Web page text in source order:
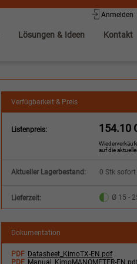
Anmelden
Lösungen & Ideen Kontakt
Verfügbarkeit & Preis
Listenpreis: 154.10
auf die
Aktueller Lagerbestand: 0 Stk
Lieferzeit: Ø 15 -
Dokumentation
PDF Datasheet_KimoTX-EN.pdf
PDF Manual_KimoMANOMETER-